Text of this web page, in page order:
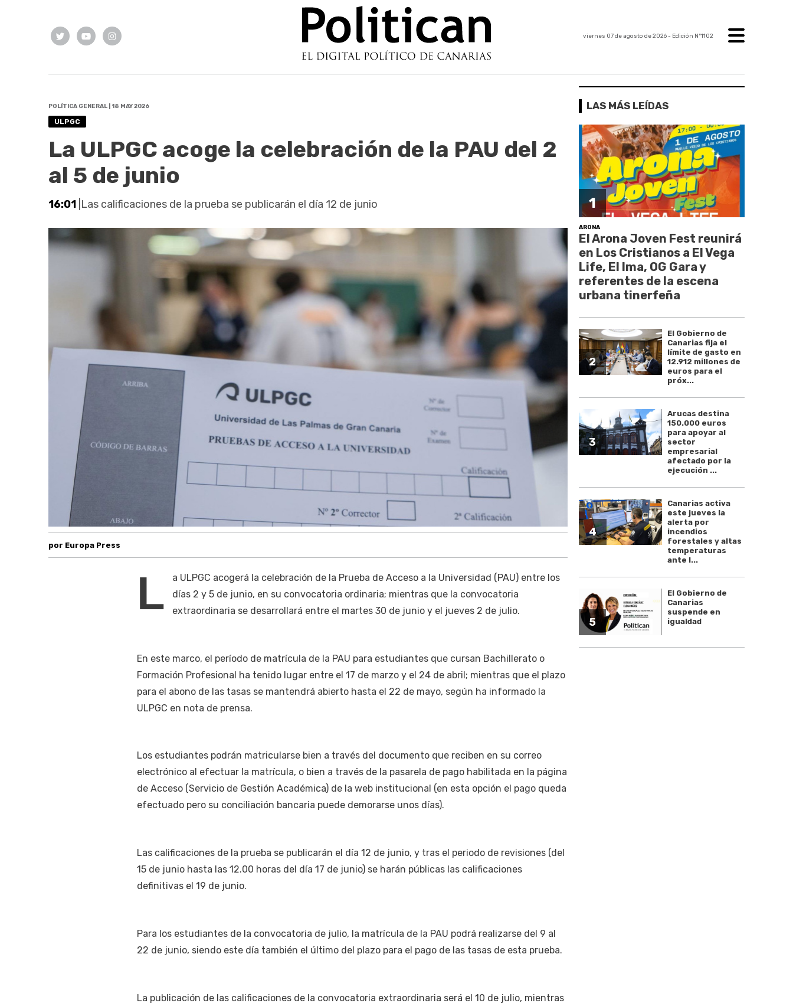
viernes 07 de agosto de 2026- Edición Nº1102
POLÍTICA GENERAL | 18 MAY 2026
ULPGC
La ULPGC acoge la celebración de la PAU del 2
al 5 de junio
16:01 |Las calificaciones de la prueba se publicarán el día 12 de junio
por Europa Press
L
a ULPGC acogerá la celebración de la Prueba de Acceso a la Universidad (PAU) entre los
días 2 y 5 de junio, en su convocatoria ordinaria; mientras que la convocatoria
extraordinaria se desarrollará entre el martes 30 de junio y el jueves 2 de julio.
En este marco, el período de matrícula de la PAU para estudiantes que cursan Bachillerato o
Formación Profesional ha tenido lugar entre el 17 de marzo y el 24 de abril; mientras que el plazo
para el abono de las tasas se mantendrá abierto hasta el 22 de mayo, según ha informado la
ULPGC en nota de prensa.
Los estudiantes podrán matricularse bien a través del documento que reciben en su correo
electrónico al efectuar la matrícula, o bien a través de la pasarela de pago habilitada en la página
de Acceso (Servicio de Gestión Académica) de la web institucional (en esta opción el pago queda
efectuado pero su conciliación bancaria puede demorarse unos días).
Las calificaciones de la prueba se publicarán el día 12 de junio, y tras el periodo de revisiones (del
15 de junio hasta las 12.00 horas del día 17 de junio) se harán públicas las calificaciones
definitivas el 19 de junio.
Para los estudiantes de la convocatoria de julio, la matrícula de la PAU podrá realizarse del 9 al
22 de junio, siendo este día también el último del plazo para el pago de las tasas de esta prueba.
La publicación de las calificaciones de la convocatoria extraordinaria será el 10 de julio, mientras
LAS MÁS LEÍDAS
1
ARONA
El Arona Joven Fest reunirá
en Los Cristianos a El Vega
Life, El Ima, OG Gara y
referentes de la escena
urbana tinerfeña
2
El Gobierno de
Canarias fija el
límite de gasto en
12.912 millones de
euros para el
próx...
3
Arucas destina
150.000 euros
para apoyar al
sector
empresarial
afectado por la
ejecución ...
4
Canarias activa
este jueves la
alerta por
incendios
forestales y altas
temperaturas
ante l...
5
El Gobierno de
Canarias
suspende en
igualdad